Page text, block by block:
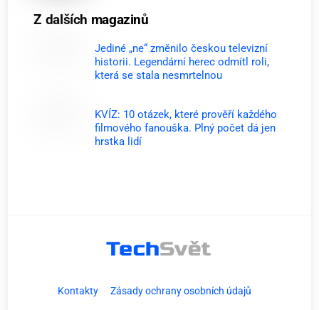
Z dalších magazinů
Jediné „ne“ změnilo českou televizní
historii. Legendární herec odmítl roli,
která se stala nesmrtelnou
KVÍZ: 10 otázek, které prověří každého
filmového fanouška. Plný počet dá jen
hrstka lidí
Kontakty Zásady ochrany osobních údajů